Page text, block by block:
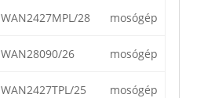
WAN2427MPL/28 mosógép
WAN28090/26 mosógép
WAN2427TPL/25 mosógép